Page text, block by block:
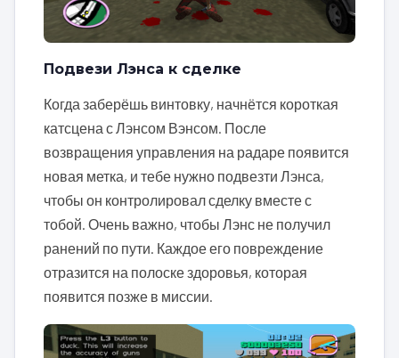
Подвези Лэнса к сделке
Когда заберёшь винтовку, начнётся короткая
катсцена с Лэнсом Вэнсом. После
возвращения управления на радаре появится
новая метка, и тебе нужно подвезти Лэнса,
чтобы он контролировал сделку вместе с
тобой. Очень важно, чтобы Лэнс не получил
ранений по пути. Каждое его повреждение
отразится на полоске здоровья, которая
появится позже в миссии.